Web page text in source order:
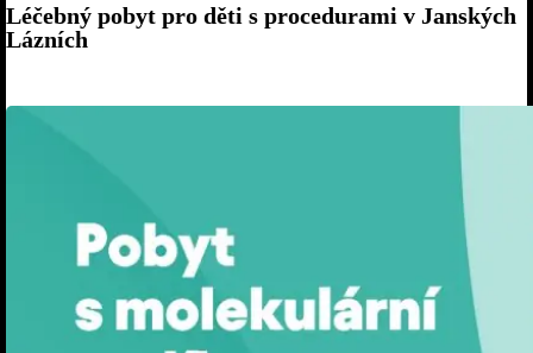
Léčebný pobyt pro děti s procedurami v Janských
Lázních